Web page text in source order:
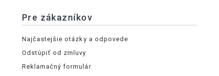
Pre zákazníkov
Najčastejšie otázky a odpovede
Odstúpiť od zmluvy
Reklamačný formulár